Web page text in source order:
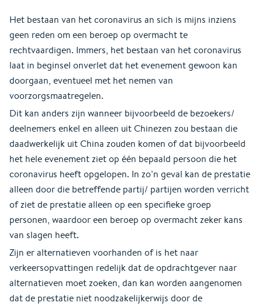
Het bestaan van het coronavirus an sich is mijns inziens
geen reden om een beroep op overmacht te
rechtvaardigen. Immers, het bestaan van het coronavirus
laat in beginsel onverlet dat het evenement gewoon kan
doorgaan, eventueel met het nemen van
voorzorgsmaatregelen.
Dit kan anders zijn wanneer bijvoorbeeld de bezoekers/
deelnemers enkel en alleen uit Chinezen zou bestaan die
daadwerkelijk uit China zouden komen of dat bijvoorbeeld
het hele evenement ziet op één bepaald persoon die het
coronavirus heeft opgelopen. In zo’n geval kan de prestatie
alleen door die betreffende partij/ partijen worden verricht
of ziet de prestatie alleen op een specifieke groep
personen, waardoor een beroep op overmacht zeker kans
van slagen heeft.
Zijn er alternatieven voorhanden of is het naar
verkeersopvattingen redelijk dat de opdrachtgever naar
alternatieven moet zoeken, dan kan worden aangenomen
dat de prestatie niet noodzakelijkerwijs door de